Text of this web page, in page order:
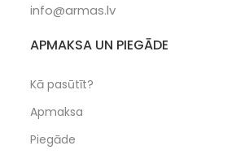
info@armas.lv
APMAKSA UN PIEGĀDE
Kā pasūtīt?
Apmaksa
Piegāde